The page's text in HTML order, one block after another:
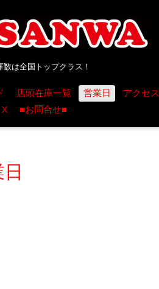
は全国トップクラス！
店頭在庫一覧 営業日 アクセス
X ■お問合せ■